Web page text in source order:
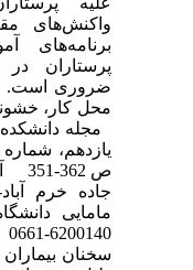
واکنش‌های
برنامه‌های
پرستاران در
ضروری است.
محل کار،
مجله دانشکده
جاده خرم
مامایی
سخنان بیماران